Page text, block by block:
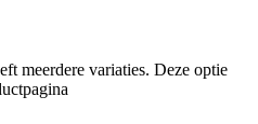
meerdere variaties. Deze optie